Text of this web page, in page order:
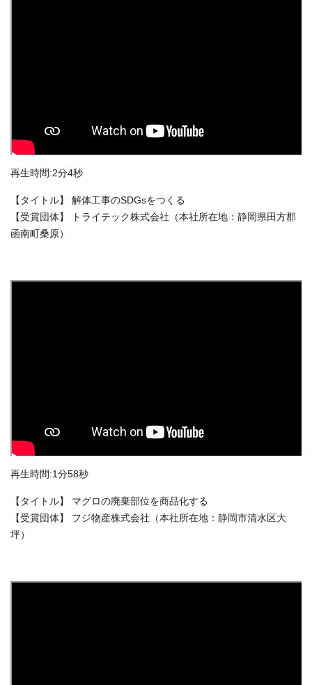
再生時間:2分4秒
【タイトル】 解体工事のSDGsをつくる
【受賞団体】 トライテック株式会社（本社所在地：静岡県田方郡
函南町桑原）
再生時間:1分58秒
【タイトル】 マグロの廃棄部位を商品化する
【受賞団体】 フジ物産株式会社（本社所在地：静岡市清水区大
坪）